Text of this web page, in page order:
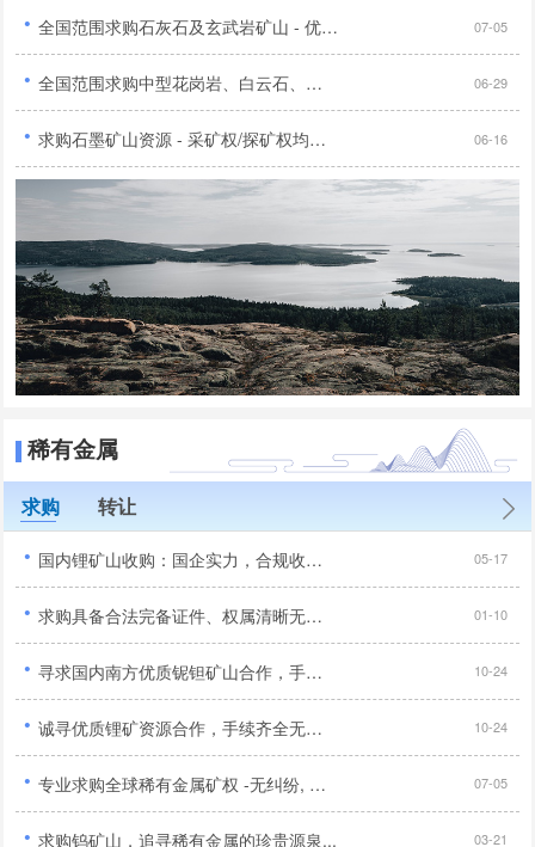
· 全国范围求购石灰石及玄武岩矿山 - 优先华北、陕西地区，证件齐全，交通便利，开放多种合作模式... 07-05
· 全国范围求购中型花岗岩、白云石、辉绿岩、石灰石矿山 - 证件齐全... 06-29
· 求购石墨矿山资源 - 采矿权/探矿权均可，无纠纷，具备开采前景，多种合作方式，有意者电联... 06-16
稀有金属
求购 转让
· 国内锂矿山收购：国企实力，合规收购，优质资源优先... 05-17
· 求购具备合法完备证件、权属清晰无纠纷且无任何诉讼风险的优质锂矿资源项目... 01-10
· 寻求国内南方优质铌钽矿山合作，手续齐全品位达标优先... 10-24
· 诚寻优质锂矿资源合作，手续齐全无纠纷优先,合作顺利... 10-24
· 专业求购全球稀有金属矿权 -无纠纷, 寻求长期合作伙伴... 07-05
· 求购钨矿山，追寻稀有金属的珍贵源泉... 03-21